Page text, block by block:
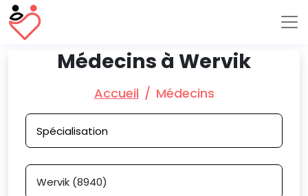
Médecins à Wervik
Accueil Médecins